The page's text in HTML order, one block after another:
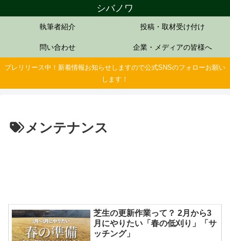
シバノワ
執筆者紹介 投稿・取材受け付け
問い合わせ 企業・メディアの皆様へ
プレリリース中！新着情報お知らせしますので公式SNSのフォローお願い
します！
メンテナンス
芝生の更新作業って？ 2月から3
月にやりたい「春の低刈り」「サ
ッチング」